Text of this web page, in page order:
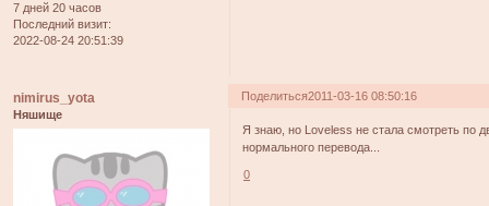
7 дней 20 часов
Последний визит:
2022-08-24 20:51:39
Поделиться2011-03-16 08:50:16
nimirus_yota
Няшище
Я знаю, но Loveless не стала смотреть по
нормального перевода...
0